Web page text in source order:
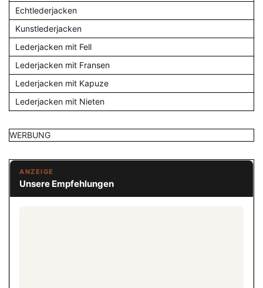
Echtlederjacken
Kunstlederjacken
Lederjacken mit Fell
Lederjacken mit Fransen
Lederjacken mit Kapuze
Lederjacken mit Nieten
WERBUNG
ANZEIGE
Unsere Empfehlungen